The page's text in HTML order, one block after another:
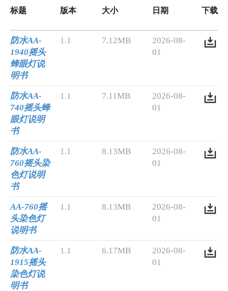
标题 版本 大小 日期 下载
防水AA-
1940摇头
蜂眼灯说
明书
1.1 7.12MB
2026-08-
01
防水AA-
740摇头蜂
眼灯说明
书
1.1 7.11MB
2026-08-
01
防水AA-
760摇头染
色灯说明
书
1.1 8.13MB
2026-08-
01
AA-760摇
头染色灯
说明书
1.1 8.13MB
2026-08-
01
防水AA-
1915摇头
染色灯说
明书
1.1 6.17MB
2026-08-
01